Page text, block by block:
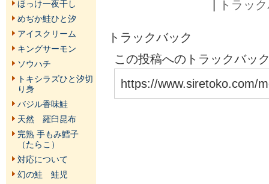
| トラッ
トラックバック
この投稿へのトラックバッ
https://www.siretoko.com/
ほっけ一夜干し
めぢか鮭ひと汐
アイスクリーム
キングサーモン
ソウハチ
トキシラズひと汐切
り身
バジル香味鮭
天然 羅臼昆布
完熟 手もみ鱈子
（たらこ）
対応について
幻の鮭 鮭児